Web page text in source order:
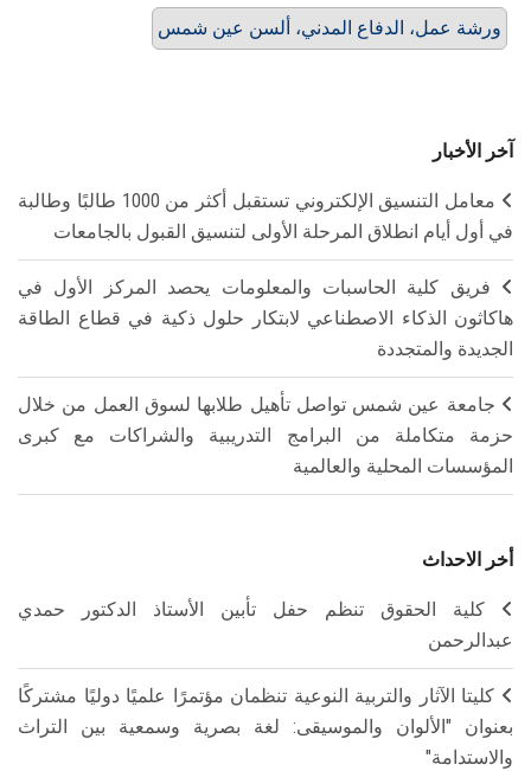
ورشة عمل، الدفاع المدني، ألسن عين شمس
آخر الأخبار
معامل التنسيق الإلكتروني تستقبل أكثر من 1000 طالبًا وطالبة
في أول أيام انطلاق المرحلة الأولى لتنسيق القبول بالجامعات
فريق كلية الحاسبات والمعلومات يحصد المركز الأول في
هاكاثون الذكاء الاصطناعي لابتكار حلول ذكية في قطاع الطاقة
الجديدة والمتجددة
جامعة عين شمس تواصل تأهيل طلابها لسوق العمل من خلال
حزمة متكاملة من البرامج التدريبية والشراكات مع كبرى
المؤسسات المحلية والعالمية
أخر الاحداث
كلية الحقوق تنظم حفل تأبين الأستاذ الدكتور حمدي
عبدالرحمن
كليتا الآثار والتربية النوعية تنظمان مؤتمرًا علميًا دوليًا مشتركًا
بعنوان "الألوان والموسيقى: لغة بصرية وسمعية بين التراث
والاستدامة"